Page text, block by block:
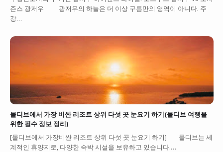
즌스 광저우 광저우의 하늘은 더 이상 구름만의 영역이 아니다. 주
강…
몰디브에서 가장 비싼 리조트 상위 다섯 곳 눈요기 하기(몰디브 여행을
위한 필수 정보 정리)
[몰디브에서 가장비싼 리조트 상위 다섯 곳 눈요기 하기] 몰디브는 세
계적인 휴양지로, 다양한 숙박 시설을 보유하고 있습니다.…